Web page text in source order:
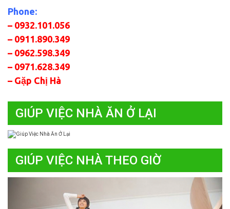
Phone:
– 0932.101.056
– 0911.890.349
– 0962.598.349
– 0971.628.349
– Gặp Chị Hà
GIÚP VIỆC NHÀ ĂN Ở LẠI
GIÚP VIỆC NHÀ THEO GIỜ